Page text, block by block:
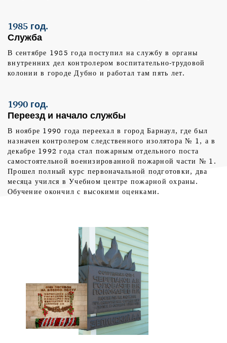
1985 год.
Служба
В сентябре 1985 года поступил на службу в органы
внутренних дел контролером воспитательно-трудовой
колонии в городе Дубно и работал там пять лет.
1990 год.
Переезд и начало службы
В ноябре 1990 года переехал в город Барнаул, где был
назначен контролером следственного изолятора № 1, а в
декабре 1992 года стал пожарным отдельного поста
самостоятельной военизированной пожарной части № 1.
Прошел полный курс первоначальной подготовки, два
месяца учился в Учебном центре пожарной охраны.
Обучение окончил с высокими оценками.